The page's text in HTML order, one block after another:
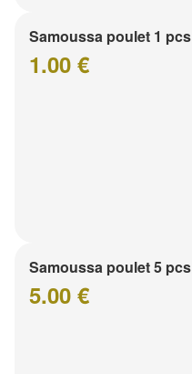
Samoussa poulet 1 pcs
1.00 €
Samoussa poulet 5 pcs
5.00 €